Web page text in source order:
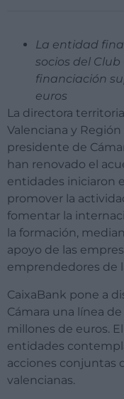
La entidad
socios del
financiación
euros
La directora
Valenciana y
presidente de
han renovado el
entidades iniciaron
promover la
fomentar la
la formación,
apoyo de las
emprendedores de
CaixaBank pone a
Cámara una línea
millones de euros.
entidades
acciones conjuntas
valencianas.